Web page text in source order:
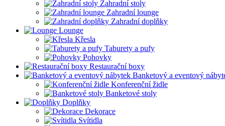
Zahradní stoly
Zahradní lounge
Zahradní doplňky
Lounge
Křesla
Taburety a pufy
Pohovky
Restaurační boxy
Banketový a eventový
Konferenční židle
Banketové stoly
Doplňky
Dekorace
Svítidla